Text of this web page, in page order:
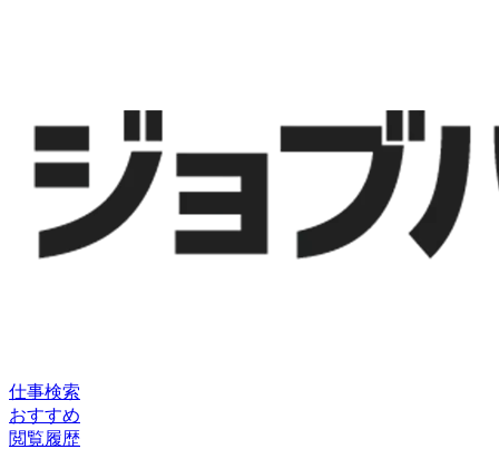
仕事検索
おすすめ
閲覧履歴